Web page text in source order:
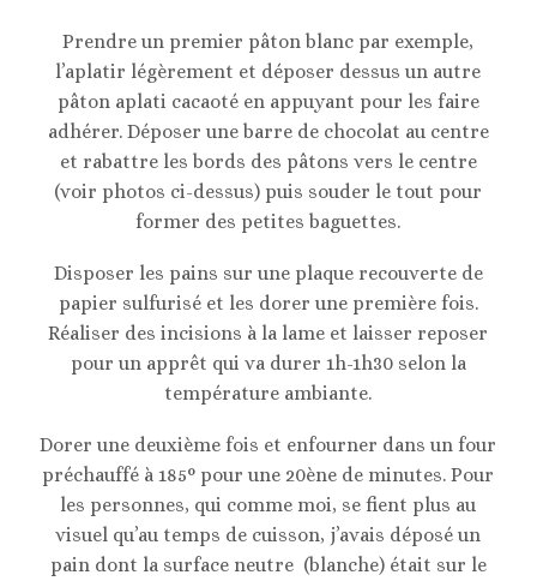
Prendre un premier pâton blanc par exemple,
l’aplatir légèrement et déposer dessus un autre
pâton aplati cacaoté en appuyant pour les faire
adhérer. Déposer une barre de chocolat au centre
et rabattre les bords des pâtons vers le centre
(voir photos ci-dessus) puis souder le tout pour
former des petites baguettes.
Disposer les pains sur une plaque recouverte de
papier sulfurisé et les dorer une première fois.
Réaliser des incisions à la lame et laisser reposer
pour un apprêt qui va durer 1h-1h30 selon la
température ambiante.
Dorer une deuxième fois et enfourner dans un four
préchauffé à 185° pour une 20ène de minutes. Pour
les personnes, qui comme moi, se fient plus au
visuel qu’au temps de cuisson, j’avais déposé un
pain dont la surface neutre (blanche) était sur le